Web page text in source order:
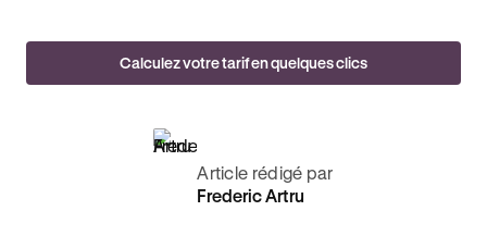
Calculez votre tarif en quelques clics
Article rédigé par
Frederic Artru